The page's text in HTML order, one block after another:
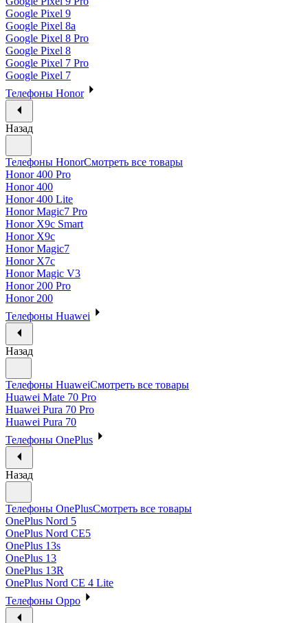
Google Pixel 9
Google Pixel 8a
Google Pixel 8 Pro
Google Pixel 8
Google Pixel 7 Pro
Google Pixel 7
Телефоны Honor
Назад
Телефоны HonorСмотреть все товары
Honor 400 Pro
Honor 400
Honor 400 Lite
Honor Magic7 Pro
Honor X9c Smart
Honor X9c
Honor Magic7
Honor X7c
Honor Magic V3
Honor 200 Pro
Honor 200
Телефоны Huawei
Назад
Телефоны HuaweiСмотреть все товары
Huawei Mate 70 Pro
Huawei Pura 70 Pro
Huawei Pura 70
Телефоны OnePlus
Назад
Телефоны OnePlusСмотреть все товары
OnePlus Nord 5
OnePlus Nord CE5
OnePlus 13s
OnePlus 13
OnePlus 13R
OnePlus Nord CE 4 Lite
Телефоны Oppo